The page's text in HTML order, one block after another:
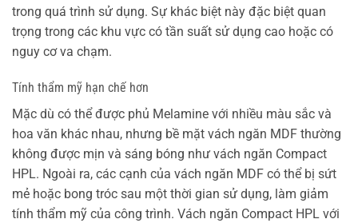
trong quá trình sử dụng. Sự khác biệt này đặc biệt quan
trọng trong các khu vực có tần suất sử dụng cao hoặc có
nguy cơ va chạm.
Tính thẩm mỹ hạn chế hơn
Mặc dù có thể được phủ Melamine với nhiều màu sắc và
hoa văn khác nhau, nhưng bề mặt vách ngăn MDF thường
không được mịn và sáng bóng như vách ngăn Compact
HPL. Ngoài ra, các cạnh của vách ngăn MDF có thể bị sứt
mẻ hoặc bong tróc sau một thời gian sử dụng, làm giảm
tính thẩm mỹ của công trình. Vách ngăn Compact HPL với